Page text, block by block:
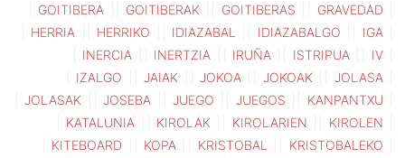
GOITIBERA
GOITIBERAK GOITIBERAS
GRAVEDAD
HERRIA
HERRIKO IDIAZABAL IDIAZABALGO
IGA
INERCIA
INERTZIA IRUÑA ISTRIPUA
IV
IZALGO
JAIAK JOKOA JOKOAK
JOLASA
JOLASAK
JOSEBA JUEGO JUEGOS
KANPANTXU
KATALUNIA
KIROLAK KIROLARIEN
KIROLEN
KITEBOARD
KOPA KRISTOBAL
KRISTOBALEKO